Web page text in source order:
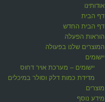
אודותינו
דף הבית
דף הבית החדש
הוראות הפעלה
המוצרים שלנו בפעולה
יישומים
יישומים – מערכת אויר דחוס
מדידת כמות דלק וסולר במיכלים
מוצרים
מידע נוסף